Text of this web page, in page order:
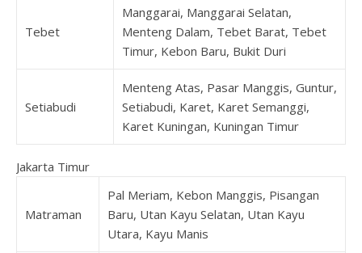
Tebet
Manggarai, Manggarai Selatan,
Menteng Dalam, Tebet Barat, Tebet
Timur, Kebon Baru, Bukit Duri
Setiabudi
Menteng Atas, Pasar Manggis, Guntur,
Setiabudi, Karet, Karet Semanggi,
Karet Kuningan, Kuningan Timur
Jakarta Timur
Matraman
Pal Meriam, Kebon Manggis, Pisangan
Baru, Utan Kayu Selatan, Utan Kayu
Utara, Kayu Manis